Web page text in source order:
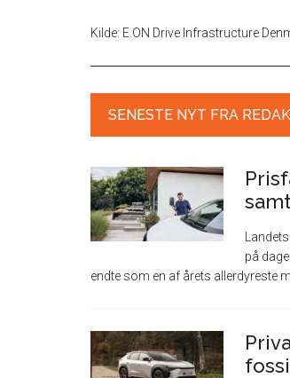
Kilde: E.ON Drive Infrastructure
SENESTE NYT FRA
på
endte som en af årets allerdyreste